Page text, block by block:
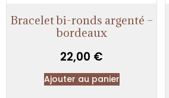
Bracelet bi-ronds argenté –
bordeaux
22,00 €
Ajouter au panier